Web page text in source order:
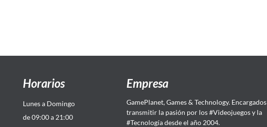
Horarios
Lunes a Domingo
de 09:00 a 21:00
Empresa
GamePlanet, Games & Technology.
transmitir la pasión por los #Videojuegos y la
#Tecnología desde el año 2004.